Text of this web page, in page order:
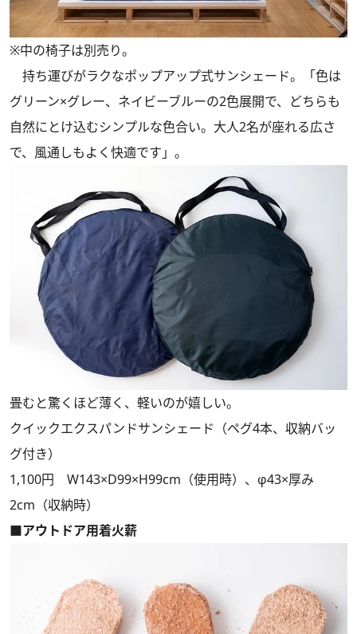
※中の椅子は別売り。
持ち運びがラクなポップアップ式サンシェード。「色は
グリーン×グレー、ネイビーブルーの2色展開で、どちらも
自然にとけ込むシンプルな色合い。大人2名が座れる広さ
で、風通しもよく快適です」。
畳むと驚くほど薄く、軽いのが嬉しい。
クイックエクスパンドサンシェード（ペグ4本、収納バッ
グ付き）
1,100円 W143×D99×H99cm（使用時）、φ43×厚み
2cm（収納時）
■アウトドア用着火薪